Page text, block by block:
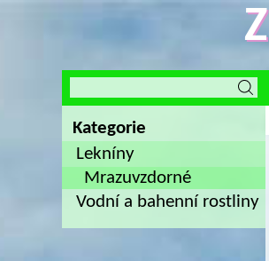
Kategorie
Lekníny
Mrazuvzdorné
Vodní a bahenní rostliny